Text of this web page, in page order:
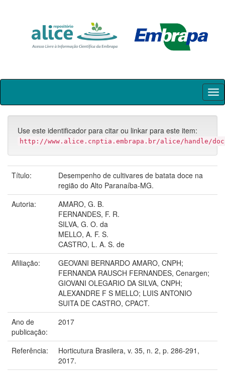
Skip
Use este identificador para citar ou linkar para este item:
http://www.alice.cnptia.embrapa.br/alice/handle/doc/
Título:
Desempenho de cultivares de batata doce na
região do Alto Paranaíba-MG.
Autoria:
AMARO, G. B.
FERNANDES, F. R.
SILVA, G. O. da
MELLO, A. F. S.
CASTRO, L. A. S. de
Afiliação:
GEOVANI BERNARDO AMARO, CNPH;
FERNANDA RAUSCH FERNANDES, Cenargen;
GIOVANI OLEGARIO DA SILVA, CNPH;
ALEXANDRE F S MELLO; LUIS ANTONIO
SUITA DE CASTRO, CPACT.
Ano de
publicação:
2017
Referência:
Horticutura Brasilera, v. 35, n. 2, p. 286-291,
2017.